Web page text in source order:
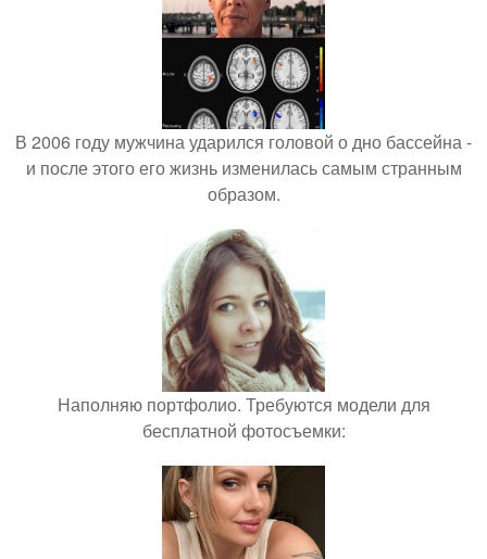
В 2006 году мужчина ударился головой о дно бассейна -
и после этого его жизнь изменилась самым странным
образом.
Наполняю портфолио. Требуются модели для
бесплатной фотосъемки: